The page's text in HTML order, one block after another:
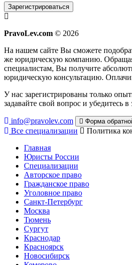
Зарегистрироваться
PravoLev.com © 2026
На нашем сайте Вы сможете
же юридическую компанию.
специалистам, Вы получите
юридическую консультацию.
У нас зарегистрированы только
задавайте свой вопрос и убедитесь
info@pravolev.com Форма
Все специализации
Политика
Главная
Юристы России
Специализации
Авторское право
Гражданское право
Уголовное право
Санкт-Петербург
Москва
Тюмень
Сургут
Краснодар
Красноярск
Новосибирск